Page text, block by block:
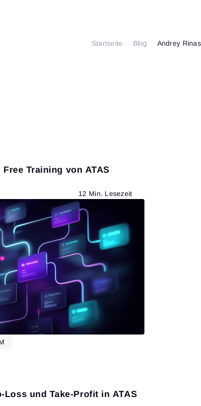
Startseite Blog Andrey Rinas
Training von ATAS
12 Min. Lesezeit
Loss und Take-Profit in ATAS